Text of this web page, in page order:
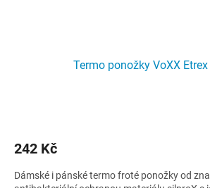
Termo ponožky VoXX
242 Kč
Dámské i pánské termo froté ponožky od